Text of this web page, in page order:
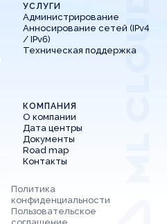
УСЛУГИ
Администрирование
Анносирование сетей (IPv4
/ IPv6)
Техническая поддержка
КОМПАНИЯ
О компании
Дата центры
Документы
Road map
Контакты
Политика
конфиденциальности
Пользовательское